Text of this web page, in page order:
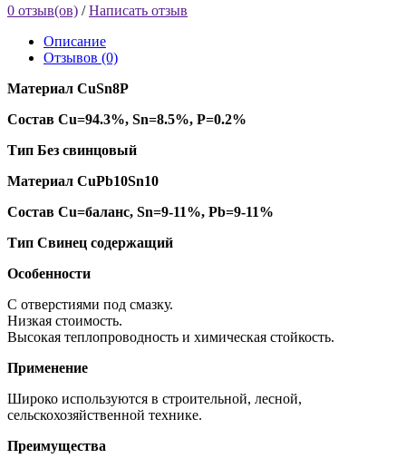
0 отзыв(ов) /Написать отзыв
Описание
Отзывов (0)
Материал CuSn8P
Состав Cu=94.3%, Sn=8.5%, P=0.2%
Тип Без свинцовый
Материал CuPb10Sn10
Состав Cu=баланс, Sn=9-11%, Pb=9-11%
Тип Свинец содержащий
Особенности
С отверстиями под смазку.
Низкая стоимость.
Высокая теплопроводность и химическая стойкость.
Применение
Широко используются в строительной, лесной,
сельскохозяйственной технике.
Преимущества